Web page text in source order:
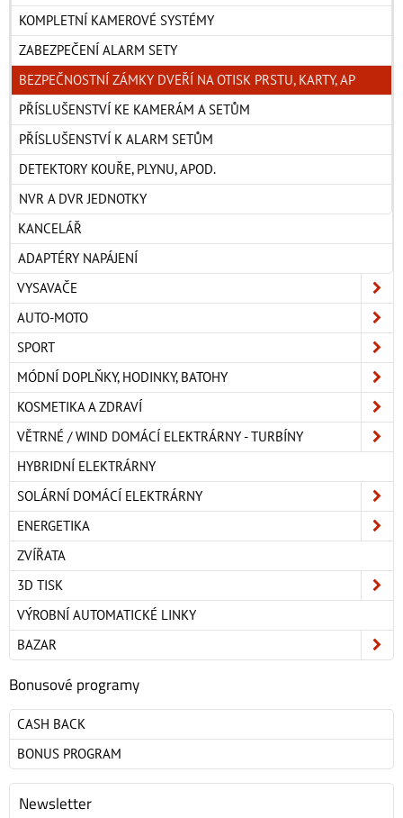
KOMPLETNÍ KAMEROVÉ SYSTÉMY
ZABEZPEČENÍ ALARM SETY
BEZPEČNOSTNÍ ZÁMKY DVEŘÍ NA OTISK PRSTU, KARTY, AP
PŘÍSLUŠENSTVÍ KE KAMERÁM A SETŮM
PŘÍSLUŠENSTVÍ K ALARM SETŮM
DETEKTORY KOUŘE, PLYNU, APOD.
NVR A DVR JEDNOTKY
KANCELÁŘ
ADAPTÉRY NAPÁJENÍ
VYSAVAČE
AUTO-MOTO
SPORT
MÓDNÍ DOPLŇKY, HODINKY, BATOHY
KOSMETIKA A ZDRAVÍ
VĚTRNÉ / WIND DOMÁCÍ ELEKTRÁRNY - TURBÍNY
HYBRIDNÍ ELEKTRÁRNY
SOLÁRNÍ DOMÁCÍ ELEKTRÁRNY
ENERGETIKA
ZVÍŘATA
3D TISK
VÝROBNÍ AUTOMATICKÉ LINKY
BAZAR
Bonusové programy
CASH BACK
BONUS PROGRAM
Newsletter